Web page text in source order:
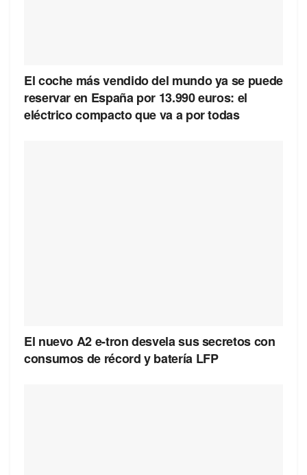
El coche más vendido del mundo ya se puede
reservar en España por 13.990 euros: el
eléctrico compacto que va a por todas
El nuevo A2 e-tron desvela sus secretos con
consumos de récord y batería LFP